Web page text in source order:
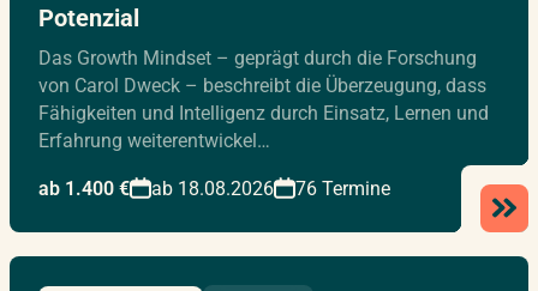
Potenzial
Das Growth Mindset – geprägt durch die Forschung
von Carol Dweck – beschreibt die Überzeugung, dass
Fähigkeiten und Intelligenz durch Einsatz, Lernen und
Erfahrung weiterentwickel…
ab 1.400 € ab 18.08.2026 76 Termine